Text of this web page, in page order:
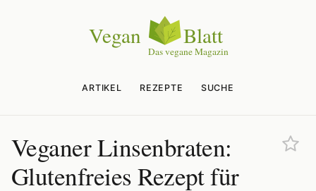
ARTIKEL REZEPTE SUCHE
Veganer Linsenbraten:
Glutenfreies Rezept für